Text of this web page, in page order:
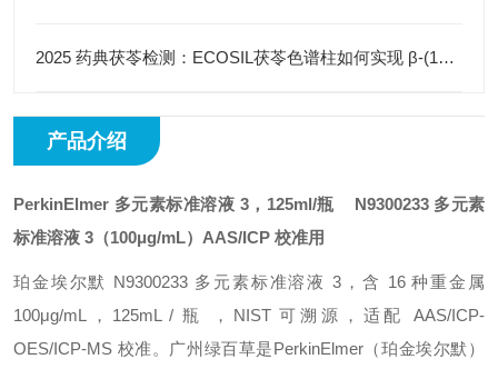
2025 药典茯苓检测：ECOSIL茯苓色谱柱如何实现 β-(1→3)- 葡聚糖精准分离
产品介绍
PerkinElmer 多元素标准溶液 3，125ml/瓶 N9300233 多元素
标准溶液 3（100μg/mL）AAS/ICP 校准用
珀金埃尔默 N9300233 多元素标准溶液 3，含 16 种重金属
100μg/mL，125mL / 瓶 ，NIST 可溯源，适配 AAS/ICP-
OES/ICP-MS 校准。广州绿百草是PerkinElmer（珀金埃尔默）